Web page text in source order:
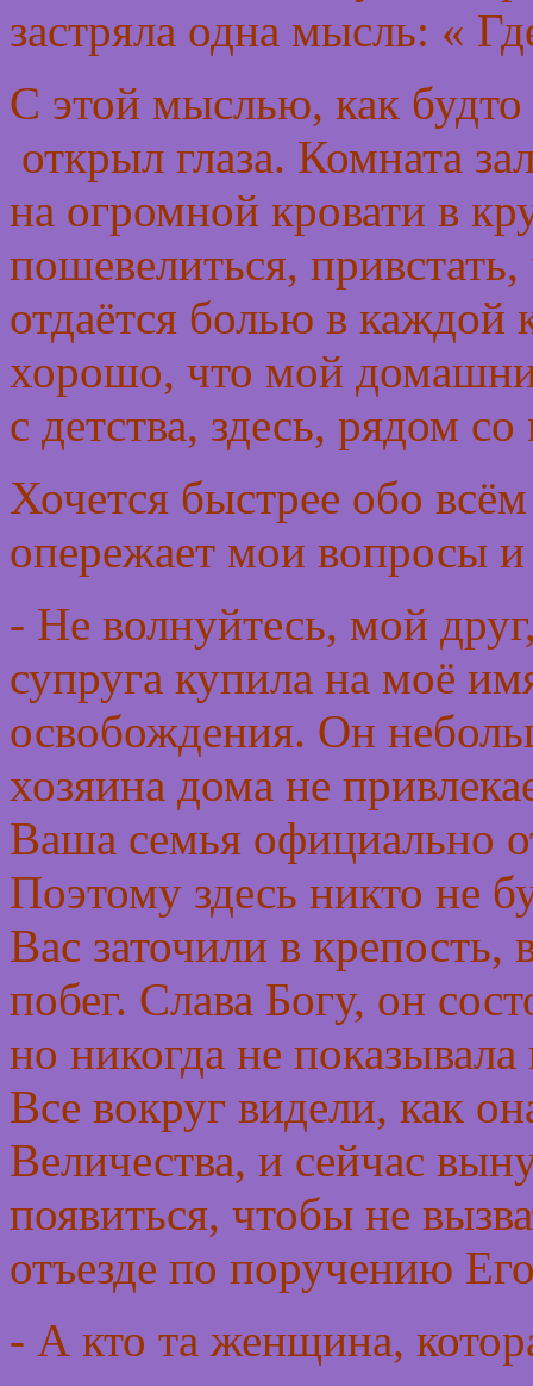
застряла одна мысль: «
С этой мыслью, как
открыл глаза. Комната
на огромной кровати в
пошевелиться,
отдаётся болью в каждой
хорошо, что мой
с детства, здесь, рядом
Хочется быстрее обо
опережает мои вопросы и
- Не волнуйтесь, мой
супруга купила на моё
освобождения. Он
хозяина дома не
Ваша семья официально
Поэтому здесь никто не
Вас заточили в
побег. Слава Богу, он
но никогда не
Все вокруг видели, как
Величества, и сейчас
появиться, чтобы не
отъезде по поручению
- А кто та женщина,